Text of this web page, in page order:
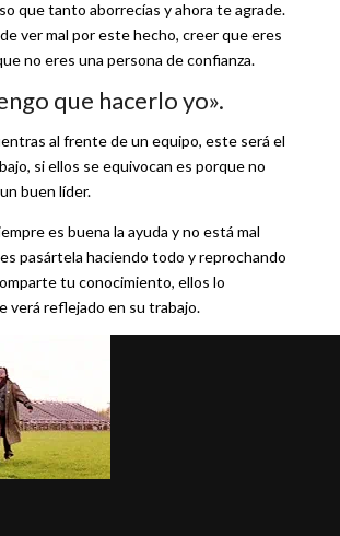
que tanto aborrecías y ahora te agrade.
ver mal por este hecho, creer que eres
no eres una persona de confianza.
que hacerlo yo».
al frente de un equipo, este será el
si ellos se equivocan es porque no
buen líder.
es buena la ayuda y no está mal
pasártela haciendo todo y reprochando
tu conocimiento, ellos lo
verá reflejado en su trabajo.